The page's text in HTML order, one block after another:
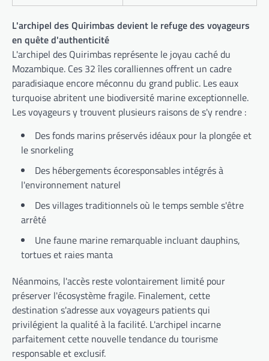
L'archipel des Quirimbas devient le refuge des voyageurs
en quête d'authenticité
L'archipel des Quirimbas représente le joyau caché du
Mozambique. Ces 32 îles coralliennes offrent un cadre
paradisiaque encore méconnu du grand public. Les eaux
turquoise abritent une biodiversité marine exceptionnelle.
Les voyageurs y trouvent plusieurs raisons de s'y rendre :
Des fonds marins préservés idéaux pour la plongée et
le snorkeling
Des hébergements écoresponsables intégrés à
l'environnement naturel
Des villages traditionnels où le temps semble s'être
arrêté
Une faune marine remarquable incluant dauphins,
tortues et raies manta
Néanmoins, l'accès reste volontairement limité pour
préserver l'écosystème fragile. Finalement, cette
destination s'adresse aux voyageurs patients qui
privilégient la qualité à la facilité. L'archipel incarne
parfaitement cette nouvelle tendance du tourisme
responsable et exclusif.